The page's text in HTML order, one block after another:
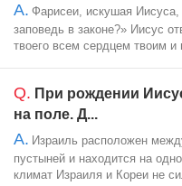
A. Фарисеи, искушая
заповедь в законе?» Иисус
твоего всем сердцем твоим
Q. При рождении
на поле. Д...
A. Израиль расположен
пустыней и находится на
климат Израиля и Кореи не